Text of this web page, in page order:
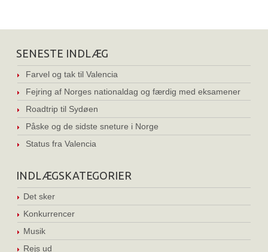
SENESTE INDLÆG
Farvel og tak til Valencia
Fejring af Norges nationaldag og færdig med eksamener
Roadtrip til Sydøen
Påske og de sidste sneture i Norge
Status fra Valencia
INDLÆGSKATEGORIER
Det sker
Konkurrencer
Musik
Rejs ud